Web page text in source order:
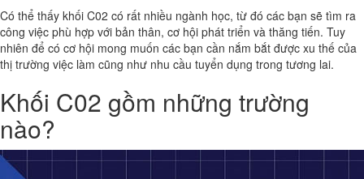
Có thể thấy khối C02 có rất nhiều ngành học, từ đó các bạn sẽ tìm ra
công việc phù hợp với bản thân, cơ hội phát triển và thăng tiến. Tuy
nhiên để có cơ hội mong muốn các bạn cần nắm bắt được xu thế của
thị trường việc làm cũng như nhu cầu tuyển dụng trong tương lai.
Khối C02 gồm những trường
nào?